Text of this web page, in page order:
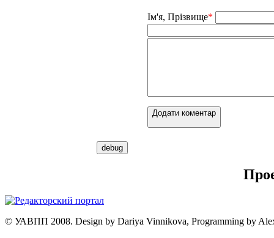
Ім'я, Прізвище*
Додати коментар
© УАВПП 2008. Design by Dariya Vinnikova, Programming by